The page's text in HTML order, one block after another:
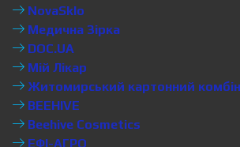
NovaSklo
Медична Зірка
DOC.UA
Мій Лікар
Житомирський картонний
BEEHIVE
Beehive Cosmetics
ЕФІ-АГРО